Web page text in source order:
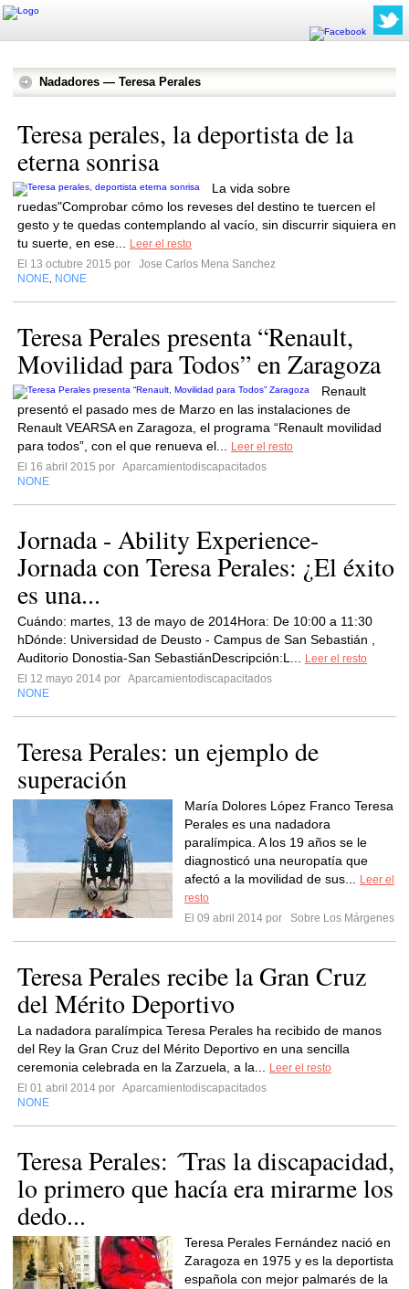
Nadadores — Teresa Perales
Teresa perales, la deportista de la
eterna sonrisa
La vida sobre
ruedas"Comprobar cómo los reveses del destino te tuercen el
gesto y te quedas contemplando al vacío, sin discurrir siquiera en
tu suerte, en ese...
Leer el resto
El 13 octubre 2015 por
Jose Carlos Mena Sanchez
NONE NONE
Teresa Perales presenta “Renault,
Movilidad para Todos” en Zaragoza
Renault
presentó el pasado mes de Marzo en las instalaciones de
Renault VEARSA en Zaragoza, el programa “Renault movilidad
para todos”, con el que renueva el...
Leer el resto
El 16 abril 2015 por Aparcamientodiscapacitados
NONE
Jornada - Ability Experience-
Jornada con Teresa Perales: ¿El éxito
es una...
Cuándo: martes, 13 de mayo de 2014Hora: De 10:00 a 11:30
hDónde: Universidad de Deusto - Campus de San Sebastián ,
Auditorio Donostia-San SebastiánDescripción:L...
Leer el resto
El 12 mayo 2014 por Aparcamientodiscapacitados
NONE
Teresa Perales: un ejemplo de
superación
María Dolores López Franco Teresa
Perales es una nadadora
paralímpica. A los 19 años se le
diagnosticó una neuropatía que
afectó a la movilidad de sus...
Leer el
resto
El 09 abril 2014 por
Sobre Los Márgenes
Teresa Perales recibe la Gran Cruz
del Mérito Deportivo
La nadadora paralímpica Teresa Perales ha recibido de manos
del Rey la Gran Cruz del Mérito Deportivo en una sencilla
ceremonia celebrada en la Zarzuela, a la...
Leer el resto
El 01 abril 2014 por Aparcamientodiscapacitados
NONE
Teresa Perales: ´Tras la discapacidad,
lo primero que hacía era mirarme los
dedo...
Teresa Perales Fernández nació en
Zaragoza en 1975 y es la deportista
española con mejor palmarés de la